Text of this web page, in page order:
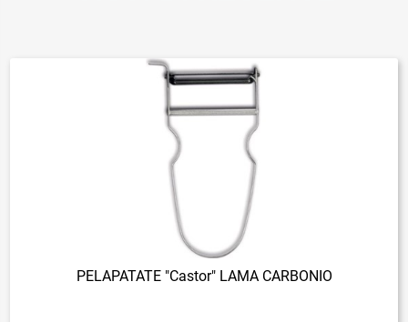
PELAPATATE "Castor" LAMA CARBONIO